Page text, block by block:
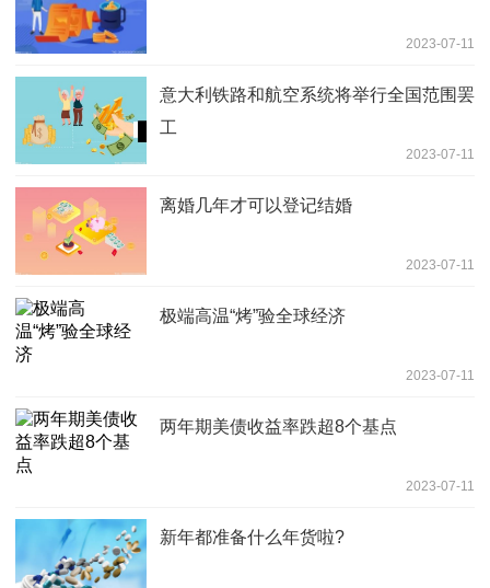
2023-07-11
意大利铁路和航空系统将举行全国范围罢
工
2023-07-11
离婚几年才可以登记结婚
2023-07-11
极端高温“烤”验全球经济
2023-07-11
两年期美债收益率跌超8个基点
2023-07-11
新年都准备什么年货啦?